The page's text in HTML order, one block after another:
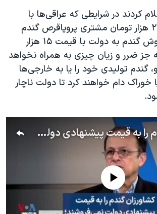
کردند در شرایطی که عراقی‌ها با
کیلویی بیش از ۲۵ هزار تومان مشتری پروپاقرص گندم
ایرانی هستند، فروش گندم به دولت با قیمت ۱۵ هزار
جز ضرر و زیان چیزی به همراه نخواهد
گندم تولیدی خود را یا به خارجی‌ها
دام خواهند کرد تا دولت ناچار
کشاورزان گندم را به قیمت پیشنهادی دولت نمی‌فروشند؛ گزارش روزبه بوالهری
No media source currently